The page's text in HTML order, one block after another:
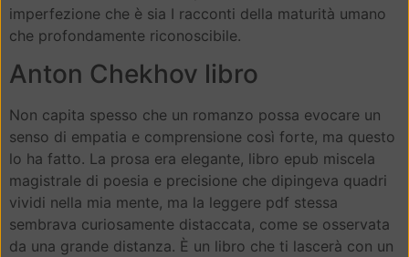
imperfezione che è sia I racconti della maturità umano
che profondamente riconoscibile.
Anton Chekhov libro
Non capita spesso che un romanzo possa evocare un
senso di empatia e comprensione così forte, ma questo
lo ha fatto. La prosa era elegante, libro epub miscela
magistrale di poesia e precisione che dipingeva quadri
vividi nella mia mente, ma la leggere pdf stessa
sembrava curiosamente distaccata, come se osservata
da una grande distanza. È un libro che ti lascerà con un